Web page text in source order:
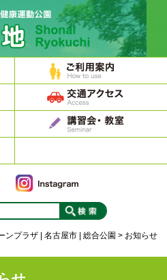
ンプラザ | 名古屋市 | 総合公園 > お知らせ